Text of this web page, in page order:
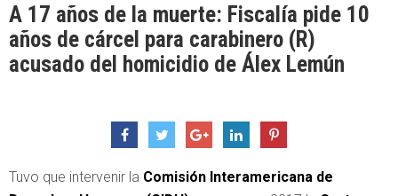
A 17 años de la muerte: Fiscalía pide 10
años de cárcel para carabinero (R)
acusado del homicidio de Álex Lemún
Tuvo que intervenir la Comisión Interamericana de